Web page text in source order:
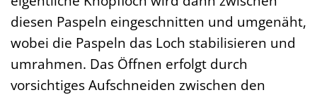
diesen Paspeln eingeschnitten und umgenäht,
wobei die Paspeln das Loch stabilisieren und
umrahmen. Das Öffnen erfolgt durch
vorsichtiges Aufschneiden zwischen den